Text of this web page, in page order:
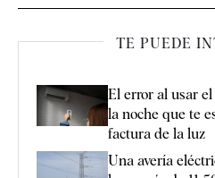
TE PUEDE
El error al usar
la noche que te
factura de la luz
Una avería